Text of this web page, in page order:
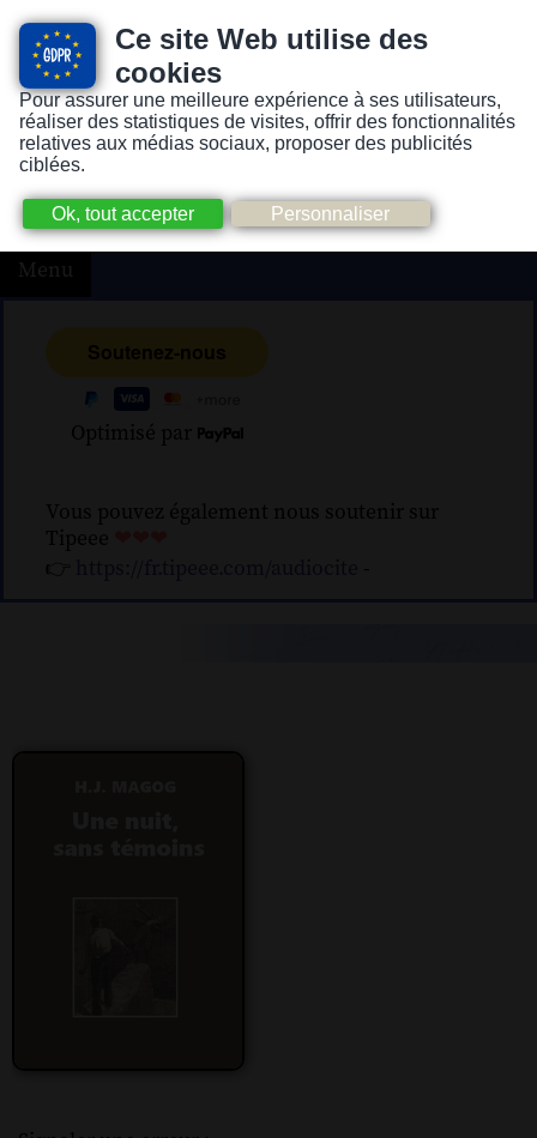
Ce site Web utilise des
cookies
Pour assurer une meilleure expérience à ses utilisateurs,
réaliser des statistiques de visites, offrir des fonctionnalités
relatives aux médias sociaux, proposer des publicités
ciblées.
Version pour personnes mal-voyantes ou non-voyantes
Menu
Optimisé par
Vous pouvez également nous soutenir sur
Tipeee
👉
-